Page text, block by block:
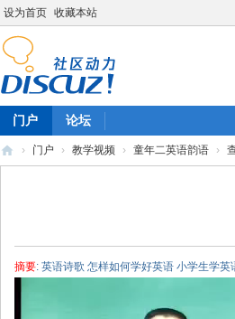
设为首页 收藏本站
门户 论坛
› 门户 › 教学视频 › 童年二英语韵语 ›
摘要: 英语诗歌 怎样如何学好英语 小学生学